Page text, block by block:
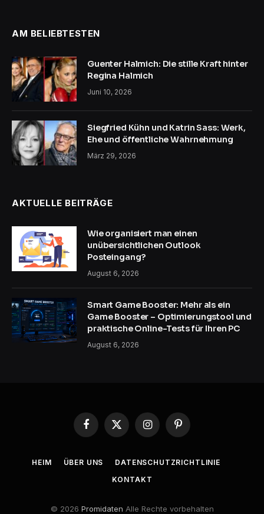
AM BELIEBTESTEN
Guenter Halmich: Die stille Kraft hinter
Regina Halmich
Juni 10, 2026
Siegfried Kühn und Katrin Sass: Werk,
Ehe und öffentliche Wahrnehmung
März 29, 2026
AKTUELLE BEITRÄGE
Wie organisiert man einen
unübersichtlichen Outlook
Posteingang?
August 6, 2026
Smart Game Booster: Mehr als ein
Game Booster – Optimierungstool und
praktische Online-Tests für Ihren PC
August 6, 2026
Facebook
X
InstagramPinterest
HEIM ÜBER UNS
DATENSCHUTZRICHTLINIE
KONTAKT
© 2026 Promidaten Alle Rechte vorbehalten